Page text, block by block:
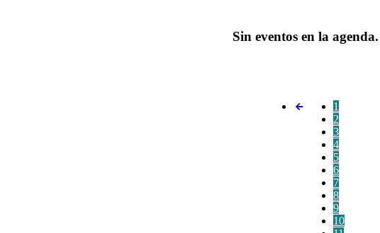
Sin eventos en la agenda.
1
2
3
4
5
6
7
8
9
10